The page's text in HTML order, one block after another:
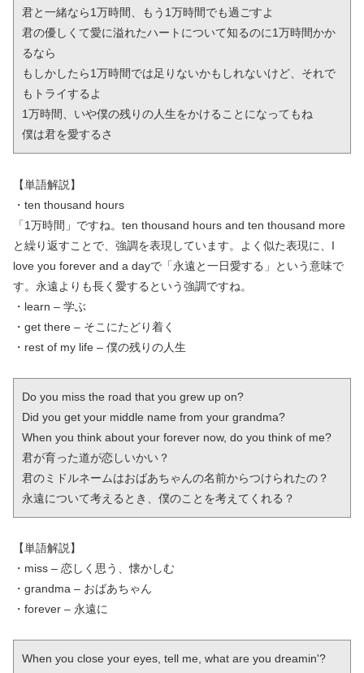
君と一緒なら1万時間、もう1万時間でも過ごすよ
君の優しくて愛に溢れたハートについて知るのに1万時間かか
るなら
もしかしたら1万時間では足りないかもしれないけど、それで
もトライするよ
1万時間、いや僕の残りの人生をかけることになってもね
僕は君を愛するさ
【単語解説】
・ten thousand hours
「1万時間」ですね。ten thousand hours and ten thousand more
と繰り返すことで、強調を表現しています。よく似た表現に、I
love you forever and a dayで「永遠と一日愛する」という意味で
す。永遠よりも長く愛するという強調ですね。
・learn – 学ぶ
・get there – そこにたどり着く
・rest of my life – 僕の残りの人生
Do you miss the road that you grew up on?
Did you get your middle name from your grandma?
When you think about your forever now, do you think of me?
君が育った道が恋しいかい？
君のミドルネームはおばあちゃんの名前からつけられたの？
永遠について考えるとき、僕のことを考えてくれる？
【単語解説】
・miss – 恋しく思う、懐かしむ
・grandma – おばあちゃん
・forever – 永遠に
When you close your eyes, tell me, what are you dreamin'?